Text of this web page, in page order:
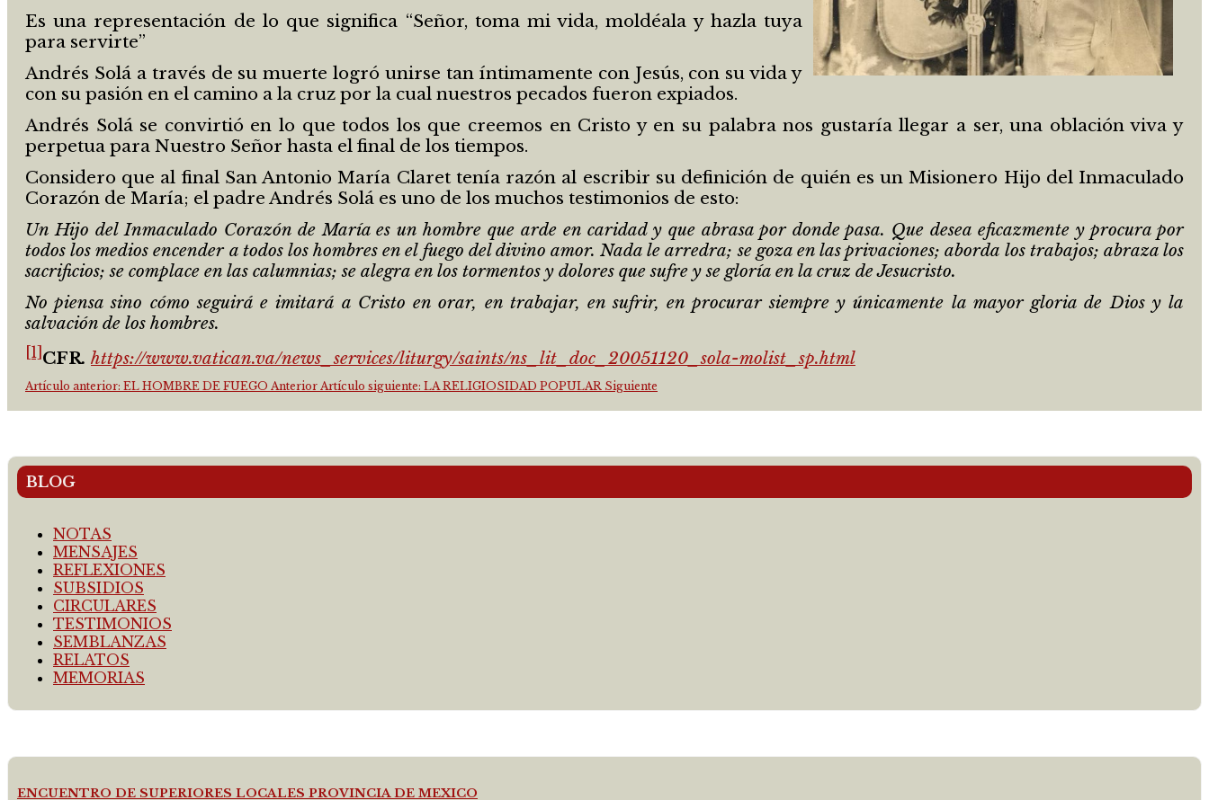
Es una representación de lo que significa “Señor, toma mi vida, moldéala y hazla tuya
para servirte”
Andrés Solá a través de su muerte logró unirse tan íntimamente con Jesús, con su vida y
con su pasión en el camino a la cruz por la cual nuestros pecados fueron expiados.
Andrés Solá se convirtió en lo que todos los que creemos en Cristo y en su palabra nos gustaría llegar a ser, una oblación viva y
perpetua para Nuestro Señor hasta el final de los tiempos.
Considero que al final San Antonio María Claret tenía razón al escribir su definición de quién es un Misionero Hijo del Inmaculado
Corazón de María; el padre Andrés Solá es uno de los muchos testimonios de esto:
Un Hijo del Inmaculado Corazón de María es un hombre que arde en caridad y que abrasa por donde pasa. Que desea eficazmente y procura por
todos los medios encender a todos los hombres en el fuego del divino amor. Nada le arredra; se goza en las privaciones; aborda los trabajos; abraza los
sacrificios; se complace en las calumnias; se alegra en los tormentos y dolores que sufre y se gloría en la cruz de Jesucristo.
No piensa sino cómo seguirá e imitará a Cristo en orar, en trabajar, en sufrir, en procurar siempre y únicamente la mayor gloria de Dios y la
salvación de los hombres.
[1] CFR. https://www.vatican.va/news_services/liturgy/saints/ns_lit_doc_20051120_sola-molist_sp.html
Artículo anterior: EL HOMBRE DE FUEGO Anterior Artículo siguiente: LA RELIGIOSIDAD POPULAR Siguiente
BLOG
NOTAS
MENSAJES
REFLEXIONES
SUBSIDIOS
CIRCULARES
TESTIMONIOS
SEMBLANZAS
RELATOS
MEMORIAS
ENCUENTRO DE SUPERIORES LOCALES PROVINCIA DE MEXICO